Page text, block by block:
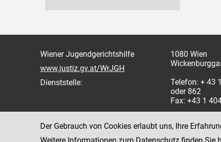
Wiener Jugendgerichtshilfe
www.justiz.gv.at/WrJGH
Dienststelle:
1080 Wien
Telefon: + 43
oder 862
Fax: +43 1
Der Gebrauch von Cookies erlaubt uns, Ihre